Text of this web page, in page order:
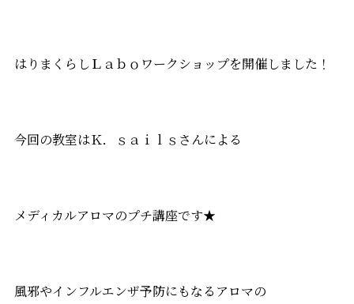
はりまくらしＬａｂｏワークショップを開催しました！
今回の教室はＫ．ｓａｉｌｓさんによる
メディカルアロマのプチ講座です★
風邪やインフルエンザ予防にもなるアロマの